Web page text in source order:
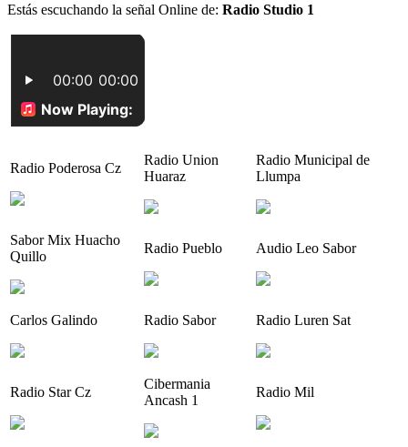
Estás escuchando la señal Online de: Radio Studio 1
Radio Poderosa Cz
Radio Union
Huaraz
Radio Municipal de
Llumpa
Sabor Mix Huacho
Quillo
Radio Pueblo Audio Leo Sabor
Carlos Galindo Radio Sabor Radio Luren Sat
Radio Star Cz
Cibermania
Ancash 1
Radio Mil